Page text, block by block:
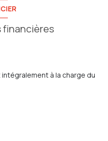
financières
à la charge du